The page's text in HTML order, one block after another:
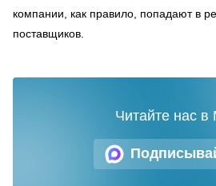
компании, как правило, попадают в
поставщиков.
Читайте нас в